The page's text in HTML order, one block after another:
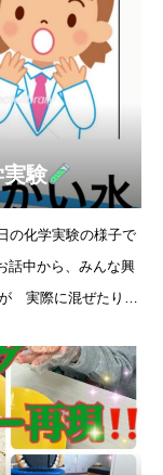
験
の化学実験の様子で
中から、みんな興
実際に混ぜたり触